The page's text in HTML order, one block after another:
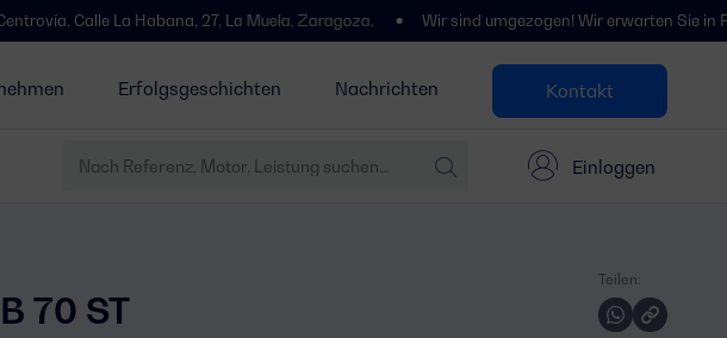
Erfolgsgeschichten Nachrichten Kontakt
Einloggen
La Habana, 27, La Muela, Zaragoza. Wir sind umgezogen! Wir erwarten Sie in Polígono
Teilen:
70 ST